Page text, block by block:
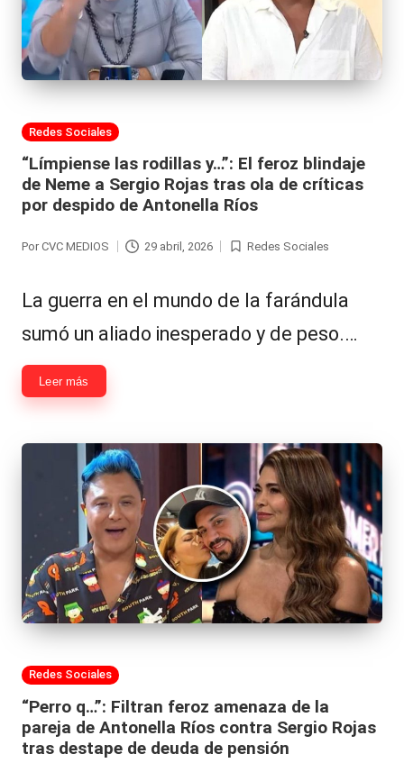
Publicada
Redes Sociales
“Límpiense las rodillas y…”: El feroz blindaje
de Neme a Sergio Rojas tras ola de críticas
por despido de Antonella Ríos
Por CVC MEDIOS 29 abril, 2026
Publicada
Redes Sociales
La guerra en el mundo de la farándula
sumó un aliado inesperado y de peso.…
Leer más
Publicada
Redes Sociales
“Perro q…”: Filtran feroz amenaza de la
pareja de Antonella Ríos contra Sergio Rojas
tras destape de deuda de pensión